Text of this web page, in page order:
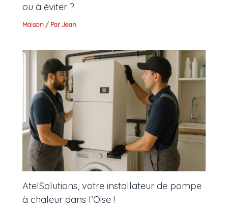
ou à éviter ?
Maison / ParJean
AtelSolutions, votre installateur de pompe
à chaleur dans l’Oise !